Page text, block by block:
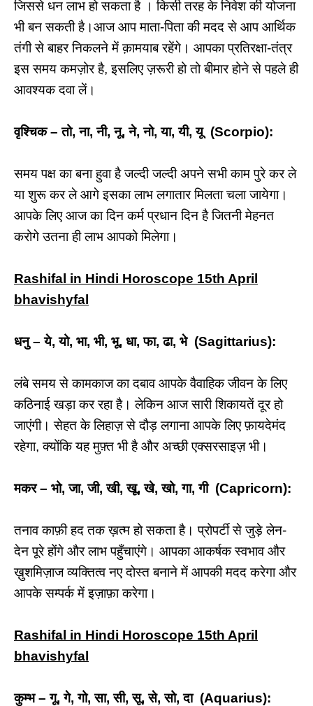
जिससे धन लाभ हो सकता है । किसी तरह के निवेश की योजना
भी बन सकती है।आज आप माता-पिता की मदद से आप आर्थिक
तंगी से बाहर निकलने में क़ामयाब रहेंगे। आपका प्रतिरक्षा-तंत्र
इस समय कमज़ोर है, इसलिए ज़रूरी हो तो बीमार होने से पहले ही
आवश्यक दवा लें।
वृश्चिक – तो, ना, नी, नू, ने, नो, या, यी, यू (Scorpio):
समय पक्ष का बना हुवा है जल्दी जल्दी अपने सभी काम पुरे कर ले
या शुरू कर ले आगे इसका लाभ लगातार मिलता चला जायेगा।
आपके लिए आज का दिन कर्म प्रधान दिन है जितनी मेहनत
करोगे उतना ही लाभ आपको मिलेगा।
Rashifal in Hindi Horoscope 15th April
bhavishyfal
धनु – ये, यो, भा, भी, भू, धा, फा, ढा, भे (Sagittarius):
लंबे समय से कामकाज का दबाव आपके वैवाहिक जीवन के लिए
कठिनाई खड़ा कर रहा है। लेकिन आज सारी शिकायतें दूर हो
जाएंगी। सेहत के लिहाज़ से दौड़ लगाना आपके लिए फ़ायदेमंद
रहेगा, क्योंकि यह मुफ़्त भी है और अच्छी एक्सरसाइज़ भी।
मकर – भो, जा, जी, खी, खू, खे, खो, गा, गी (Capricorn):
तनाव काफ़ी हद तक ख़त्म हो सकता है। प्रोपर्टी से जुड़े लेन-
देन पूरे होंगे और लाभ पहुँचाएंगे। आपका आकर्षक स्वभाव और
ख़ुशमिज़ाज व्यक्तित्व नए दोस्त बनाने में आपकी मदद करेगा और
आपके सम्पर्क में इज़ाफ़ा करेगा।
Rashifal in Hindi Horoscope 15th April
bhavishyfal
कुम्भ – गू, गे, गो, सा, सी, सू, से, सो, दा (Aquarius):